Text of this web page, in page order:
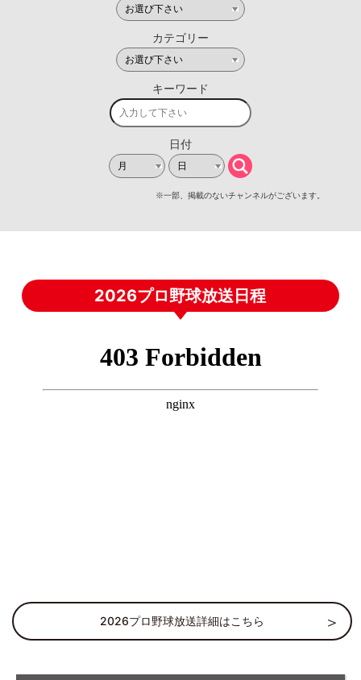
2026プロ野球放送日程
2026プロ野球放送詳細はこちら